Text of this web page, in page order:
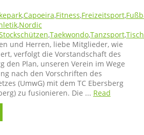
,Capoeira,Fitness,Freizeitsport,
,Nordic
,Taekwondo,Tanzsport,
und Herren, liebe Mitglieder, wie
verfolgt die Vorstandschaft des
den Plan, unseren Verein im Wege
nach den Vorschriften des
(UmwG) mit dem TC Ebersberg
zu fusionieren. Die ... Read